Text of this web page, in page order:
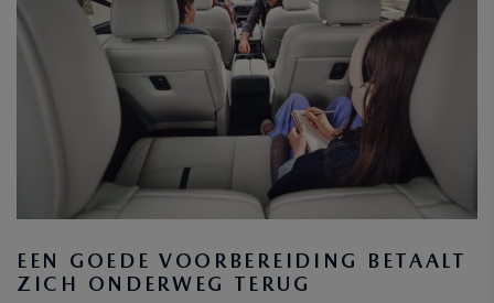
EEN GOEDE VOORBEREIDING BETAALT
ZICH ONDERWEG TERUG